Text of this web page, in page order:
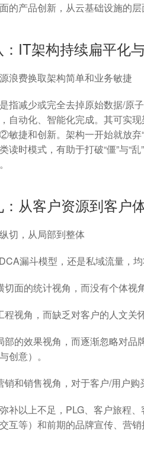
的产品创新，从云基础设施的
：IT架构持续扁平化
浪费换取架构简单和业务敏捷
指减少或完全去掉原始数据/原
自动化、智能化完成。其可实
敏捷和创新。架构一开始就放弃
读时模式，有助于打破“僵”与“
从客户资源到客户
切，从局部到整体
漏斗模型，还是私域流量，
切面的统计视角，而没有个体视
程视角，而缺乏对客户的人文关
部的效果视角，而逐渐忽略对
创意）。
销和销售视角，对于客户/用户
补以上不足，PLG、客户旅程
互等）和前期的品牌宣传、营